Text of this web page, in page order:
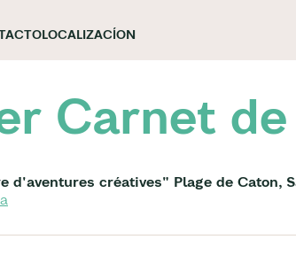
LOCALIZACÍON
Carnet de
d'aventures créatives" Plage de Caton,